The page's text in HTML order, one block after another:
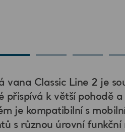
vana Classic Line 2 je
přispívá k větší pohodě
je kompatibilní s
s různou úrovní funkční